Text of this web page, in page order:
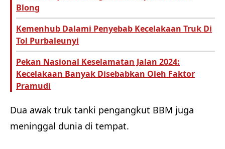
Blong
Kemenhub Dalami Penyebab Kecelakaan Truk Di
Tol Purbaleunyi
Pekan Nasional Keselamatan Jalan 2024:
Kecelakaan Banyak Disebabkan Oleh Faktor
Pramudi
Dua awak truk tanki pengangkut BBM juga
meninggal dunia di tempat.